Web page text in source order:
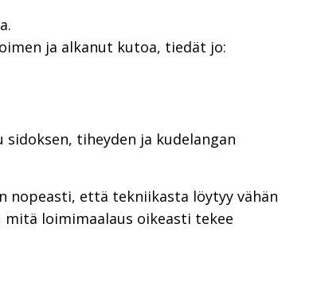
ja alkanut kutoa, tiedät jo:
tiheyden ja kudelangan
nopeasti, että tekniikasta löytyy vähän
loimimaalaus oikeasti tekee